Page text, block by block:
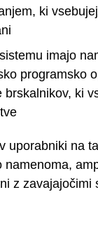
ki
imajo
programsko
brskalnikov, ki
uporabniki na
namenoma,
z zavajajočimi